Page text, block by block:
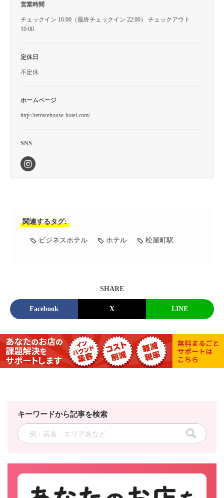
営業時間
チェックイン 16:00（最終チェックイン 22:00） チェックアウト
10:00
定休日
不定休
ホームページ
http://terracehouse-hotel.com/
SNS
関連するタグ:
ビジネスホテル ホテル 松屋町駅
SHARE
Facebook X LINE
キーワードから記事を検索